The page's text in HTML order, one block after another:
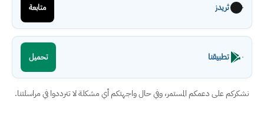
ثريدز متابعة
تطبيقنا تحميل
نشكركم على دعمكم المستمر، وفي حال واجهتكم أي مشكلة لا تترددوا في مراسلتنا.